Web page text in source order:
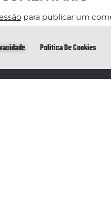
para publicar um
Politica De Cookies